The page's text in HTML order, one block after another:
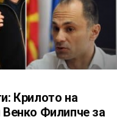
Крилото на
Филипче за